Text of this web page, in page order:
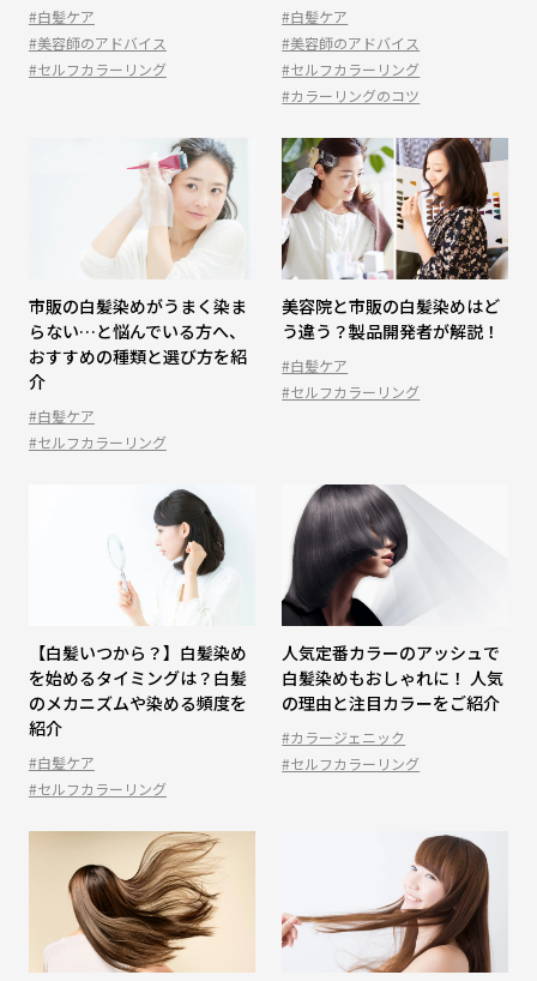
#白髪ケア
#美容師のアドバイス
#セルフカラーリング
#白髪ケア
#美容師のアドバイス
#セルフカラーリング
#カラーリングのコツ
市販の白髪染めがうまく染ま
らない…と悩んでいる方へ、
おすすめの種類と選び方を紹
介
#白髪ケア
#セルフカラーリング
美容院と市販の白髪染めはど
う違う？製品開発者が解説！
#白髪ケア
#セルフカラーリング
【白髪いつから？】白髪染め
を始めるタイミングは？白髪
のメカニズムや染める頻度を
紹介
#白髪ケア
#セルフカラーリング
人気定番カラーのアッシュで
白髪染めもおしゃれに！ 人気
の理由と注目カラーをご紹介
#カラージェニック
#セルフカラーリング